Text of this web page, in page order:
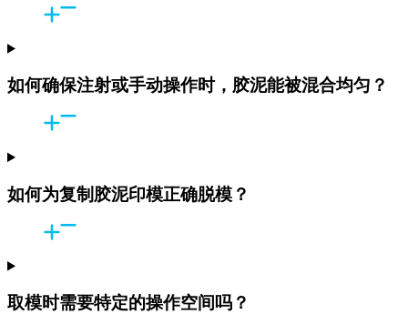
如何确保注射或手动操作时，胶泥能被混合均匀？
如何为复制胶泥印模正确脱模？
取模时需要特定的操作空间吗？